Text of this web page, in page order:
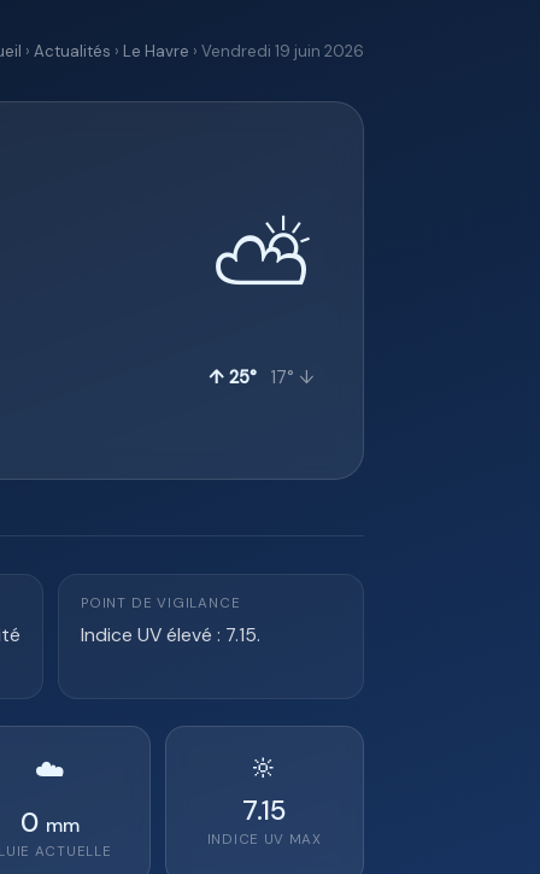
› Actualités › Le Havre › Vendredi 19 juin 2026
⛅
↑ 25° 17° ↓
POINT DE VIGILANCE
Indice UV élevé : 7.15.
☁️
0 mm
ACTUELLE
🔆
7.15
INDICE UV MAX